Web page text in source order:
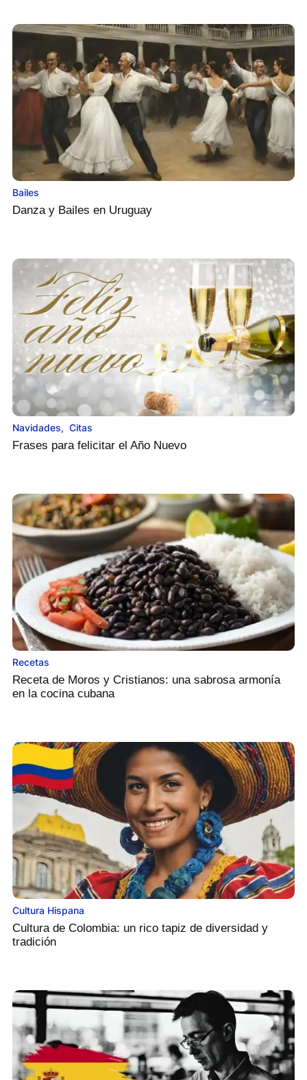
Bailes
Danza y Bailes en Uruguay
Navidades, Citas
Frases para felicitar el Año Nuevo
Recetas
Receta de Moros y Cristianos: una sabrosa armonía
en la cocina cubana
Cultura Hispana
Cultura de Colombia: un rico tapiz de diversidad y
tradición